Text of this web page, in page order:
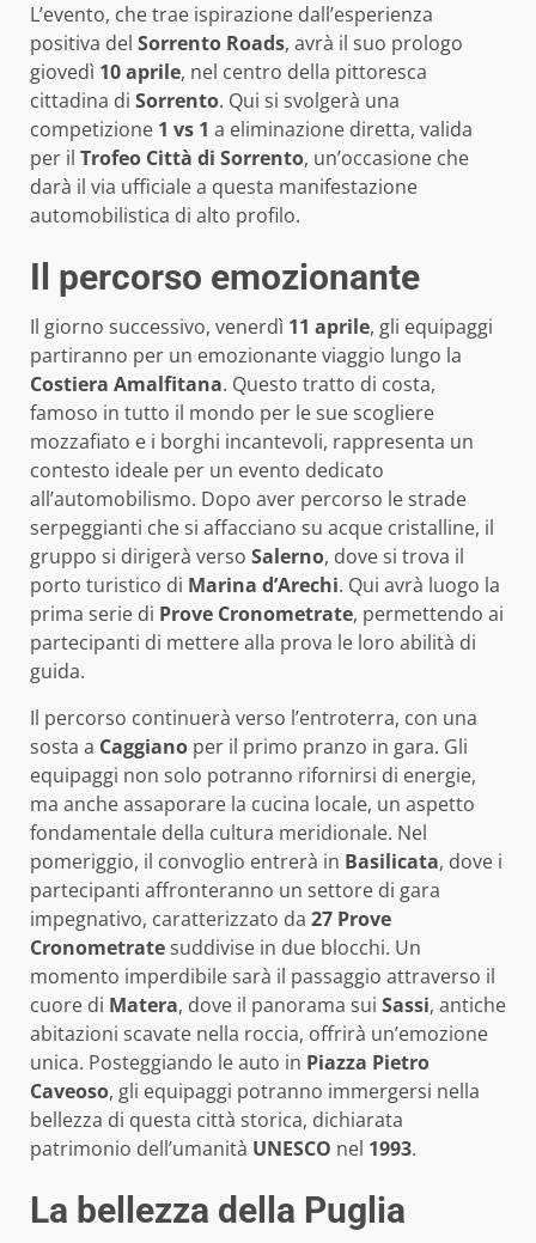
L’evento, che trae ispirazione dall’esperienza
positiva del Sorrento Roads, avrà il suo prologo
giovedì 10 aprile, nel centro della pittoresca
cittadina di Sorrento. Qui si svolgerà una
competizione 1 vs 1 a eliminazione diretta, valida
per il Trofeo Città di Sorrento, un’occasione che
darà il via ufficiale a questa manifestazione
automobilistica di alto profilo.
Il percorso emozionante
Il giorno successivo, venerdì 11 aprile, gli equipaggi
partiranno per un emozionante viaggio lungo la
Costiera Amalfitana. Questo tratto di costa,
famoso in tutto il mondo per le sue scogliere
mozzafiato e i borghi incantevoli, rappresenta un
contesto ideale per un evento dedicato
all’automobilismo. Dopo aver percorso le strade
serpeggianti che si affacciano su acque cristalline, il
gruppo si dirigerà verso Salerno, dove si trova il
porto turistico di Marina d’Arechi. Qui avrà luogo la
prima serie di Prove Cronometrate, permettendo ai
partecipanti di mettere alla prova le loro abilità di
guida.
Il percorso continuerà verso l’entroterra, con una
sosta a Caggiano per il primo pranzo in gara. Gli
equipaggi non solo potranno rifornirsi di energie,
ma anche assaporare la cucina locale, un aspetto
fondamentale della cultura meridionale. Nel
pomeriggio, il convoglio entrerà in Basilicata, dove i
partecipanti affronteranno un settore di gara
impegnativo, caratterizzato da 27 Prove
Cronometratesuddivise in due blocchi. Un
momento imperdibile sarà il passaggio attraverso il
cuore di Matera, dove il panorama sui Sassi, antiche
abitazioni scavate nella roccia, offrirà un’emozione
unica. Posteggiando le auto in Piazza Pietro
Caveoso, gli equipaggi potranno immergersi nella
bellezza di questa città storica, dichiarata
patrimonio dell’umanità UNESCO nel 1993.
La bellezza della Puglia